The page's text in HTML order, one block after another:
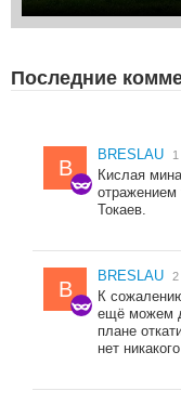
Последние
B
BRESLAU
Кислая
отражением
Токаев.
B
BRESLAU 2
К
ещё можем
плане
нет